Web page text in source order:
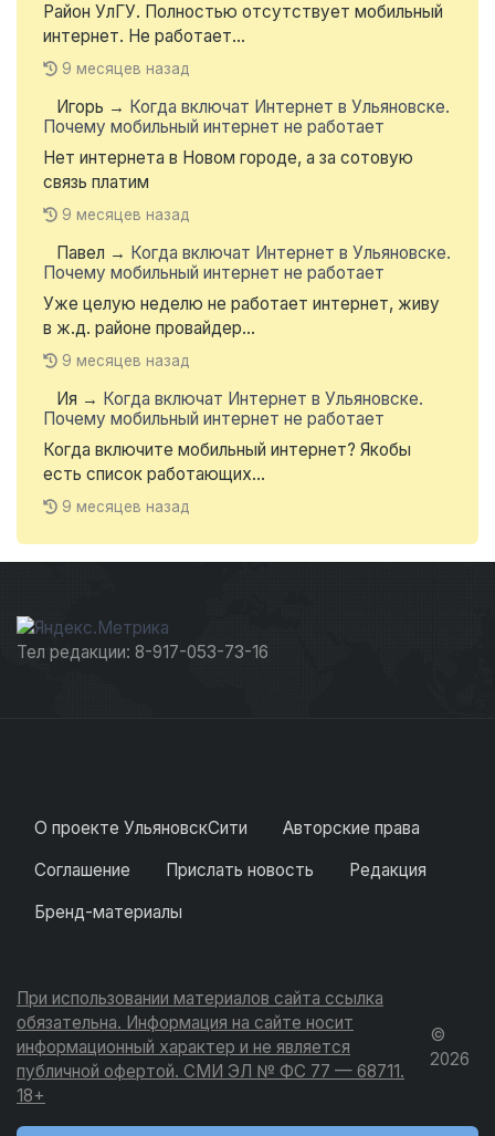
Район УлГУ. Полностью отсутствует мобильный
интернет. Не работает...
9 месяцев назад
Игорь → Когда включат Интернет в Ульяновске.
Почему мобильный интернет не работает
Нет интернета в Новом городе, а за сотовую
связь платим
9 месяцев назад
Павел → Когда включат Интернет в Ульяновске.
Почему мобильный интернет не работает
Уже целую неделю не работает интернет, живу
в ж.д. районе провайдер...
9 месяцев назад
Ия → Когда включат Интернет в Ульяновске.
Почему мобильный интернет не работает
Когда включите мобильный интернет? Якобы
есть список работающих...
9 месяцев назад
Тел редакции: 8-917-053-73-16
О проекте УльяновскСити
Авторские права
Соглашение
Прислать новость
Редакция
Бренд-материалы
При использовании материалов сайта ссылка
обязательна. Информация на сайте носит
информационный характер и не является
публичной офертой. СМИ ЭЛ № ФС 77 — 68711.
18+
©
2026